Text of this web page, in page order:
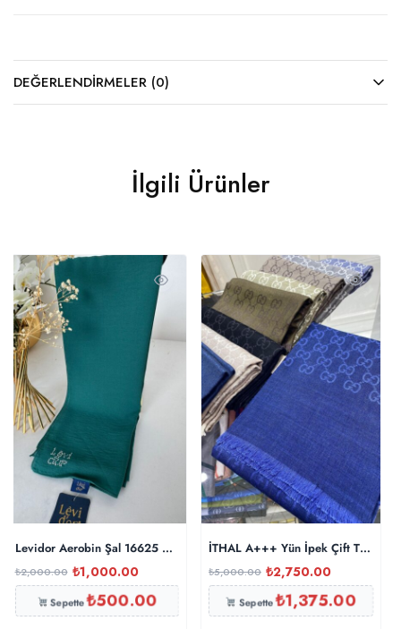
DEĞERLENDIRMELER (0)
İlgili Ürünler
Levidor Aerobin Şal 16625 – Yeşil
₺2,000.00 ₺1,000.00
Sepette₺500.00
İTHAL A+++ Yün İpek Çift Taraflı
₺5,000.00 ₺2,750.00
Sepette₺1,375.00